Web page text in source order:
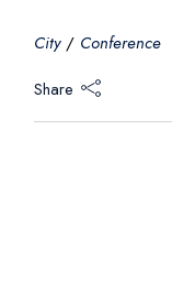
City
Conference
Share